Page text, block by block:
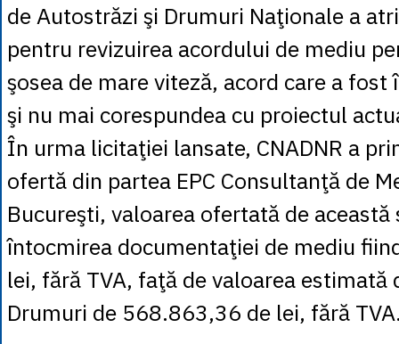
de Autostrăzi şi Drumuri Naţionale a
pentru revizuirea acordului de mediu
şosea de mare viteză, acord care a
şi nu mai corespundea cu proiectul
În urma licitaţiei lansate, CNADNR a
ofertă din partea EPC Consultanţă de
Bucureşti, valoarea ofertată de
întocmirea documentaţiei de mediu
lei, fără TVA, faţă de valoarea estimată
Drumuri de 568.863,36 de lei, fără